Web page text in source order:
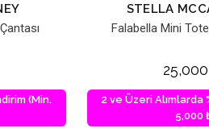
(Min.
STELLA
Falabella Mini
25,000
2 ve Üzeri Alımlarda
5,000